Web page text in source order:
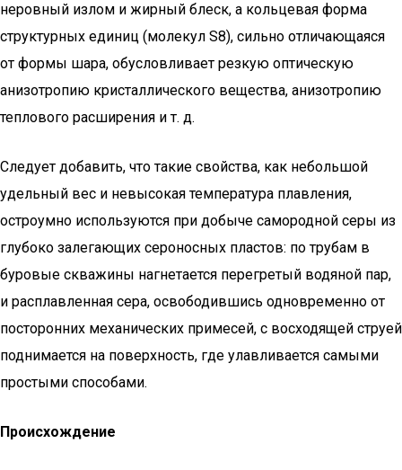
неровный излом и жирный блеск, а кольцевая форма
структурных единиц (молекул S8), сильно отличающаяся
от формы шара, обусловливает резкую оптическую
анизотропию кристаллического вещества, анизотропию
теплового расширения и т. д.
Следует добавить, что такие свойства, как небольшой
удельный вес и невысокая температура плавления,
остроумно используются при добыче самородной серы из
глубоко залегающих сероносных пластов: по трубам в
буровые скважины нагнетается перегретый водяной пар,
и расплавленная сера, освободившись одновременно от
посторонних механических примесей, с восходящей струей
поднимается на поверхность, где улавливается самыми
простыми способами.
Происхождение